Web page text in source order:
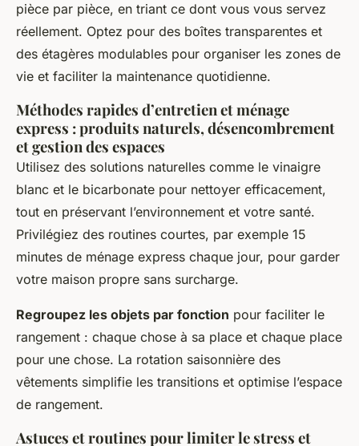
pièce par pièce, en triant ce dont vous vous servez
réellement. Optez pour des boîtes transparentes et
des étagères modulables pour organiser les zones de
vie et faciliter la maintenance quotidienne.
Méthodes rapides d’entretien et ménage
express : produits naturels, désencombrement
et gestion des espaces
Utilisez des solutions naturelles comme le vinaigre
blanc et le bicarbonate pour nettoyer efficacement,
tout en préservant l’environnement et votre santé.
Privilégiez des routines courtes, par exemple 15
minutes de ménage express chaque jour, pour garder
votre maison propre sans surcharge.
Regroupez les objets par fonction pour faciliter le
rangement : chaque chose à sa place et chaque place
pour une chose. La rotation saisonnière des
vêtements simplifie les transitions et optimise l’espace
de rangement.
Astuces et routines pour limiter le stress et